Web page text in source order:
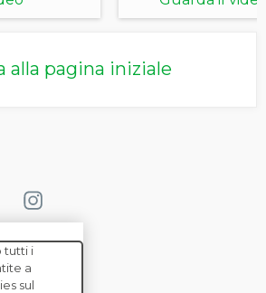
alla pagina iniziale
tutti i
a
sul